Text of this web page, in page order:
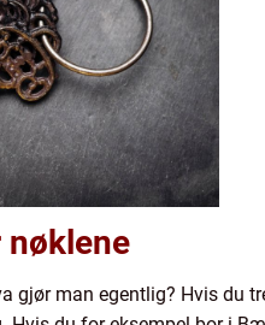
nøklene
gjør man egentlig? Hvis du